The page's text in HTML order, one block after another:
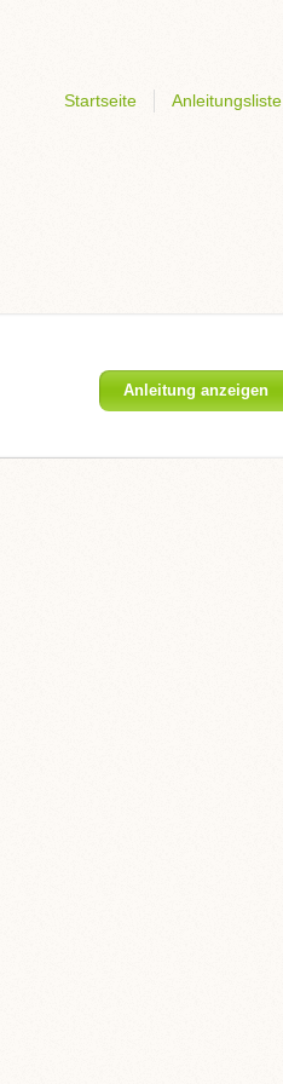
Startseite Anleitungsliste
Anleitung anzeigen